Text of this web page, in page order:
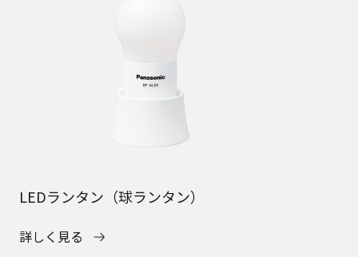
LEDランタン（球ランタン）
詳しく見る